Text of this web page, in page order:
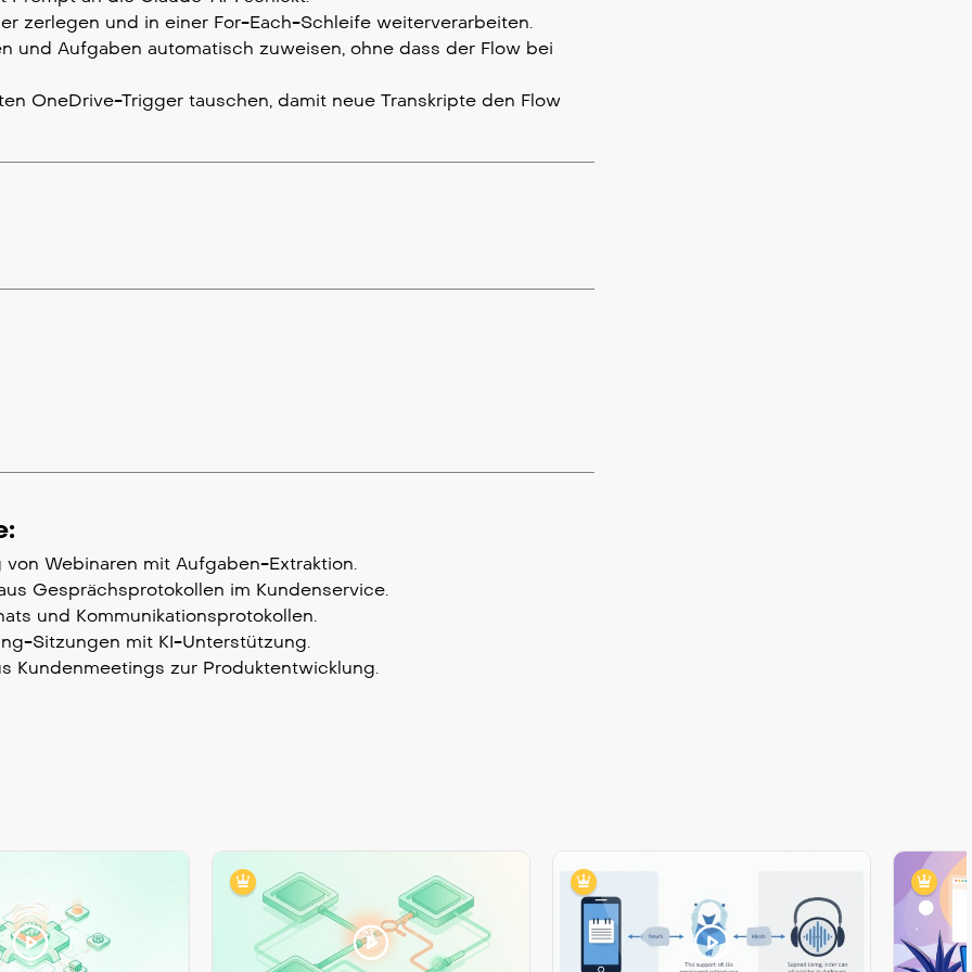
zerlegen und in einer For-Each-Schleife weiterverarbeiten.
und Aufgaben automatisch zuweisen, ohne dass der Flow bei
OneDrive-Trigger tauschen, damit neue Transkripte den Flow
Webinaren mit Aufgaben-Extraktion.
Gesprächsprotokollen im Kundenservice.
und Kommunikationsprotokollen.
Sitzungen mit KI-Unterstützung.
Kundenmeetings zur Produktentwicklung.